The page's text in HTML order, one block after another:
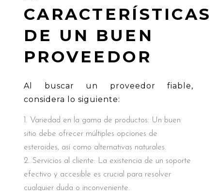
CARACTERÍSTICAS
DE UN BUEN
PROVEEDOR
Al buscar un proveedor fiable,
considera lo siguiente:
Variedad en la gama de productos: Un buen
sitio debe ofrecer múltiples opciones de
esteroides, así como alternativas naturales.
Servicios al cliente: La existencia de un soporte
efectivo y accesible es crucial para resolver
cualquier duda o inconveniente.